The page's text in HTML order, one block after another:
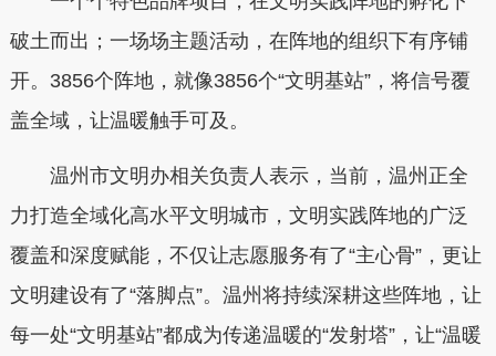
破土而出；一场场主题活动，在阵地的组织下有序铺
开。3856个阵地，就像3856个“文明基站”，将信号覆
盖全域，让温暖触手可及。
温州市文明办相关负责人表示，当前，温州正全
力打造全域化高水平文明城市，文明实践阵地的广泛
覆盖和深度赋能，不仅让志愿服务有了“主心骨”，更让
文明建设有了“落脚点”。温州将持续深耕这些阵地，让
每一处“文明基站”都成为传递温暖的“发射塔”，让“温暖